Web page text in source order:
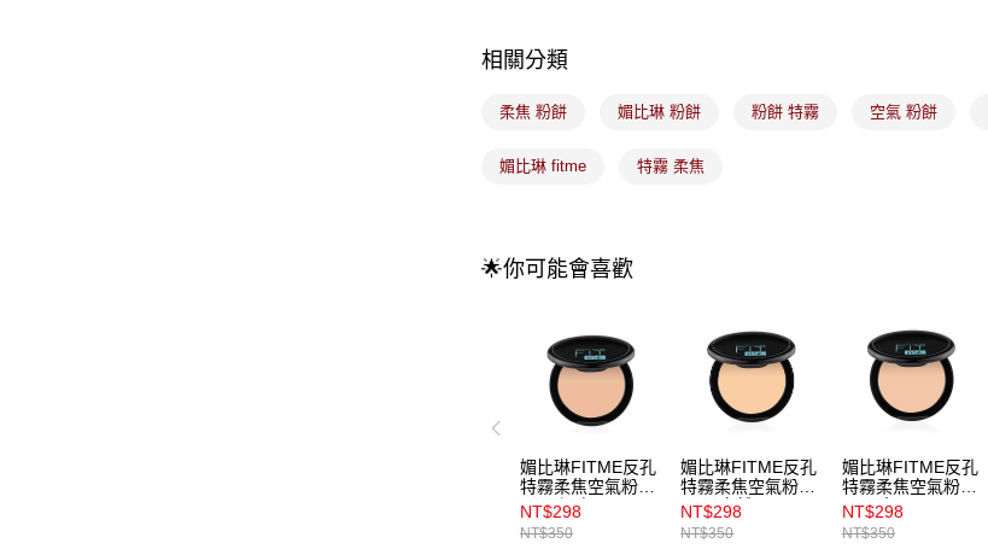
相關分類
柔焦 粉餅 媚比琳 粉餅 粉餅 特霧 空氣 粉餅
媚比琳 fitme 特霧 柔焦
🌟你可能會喜歡
媚比琳FITME反孔
特霧柔焦空氣粉餅
_120裸膚
NT$298
NT$350
媚比琳FITME反孔
特霧柔焦空氣粉餅
_118自然
NT$298
NT$350
媚比琳FITME反孔
特霧柔焦空氣粉餅
_112象牙
NT$298
NT$350